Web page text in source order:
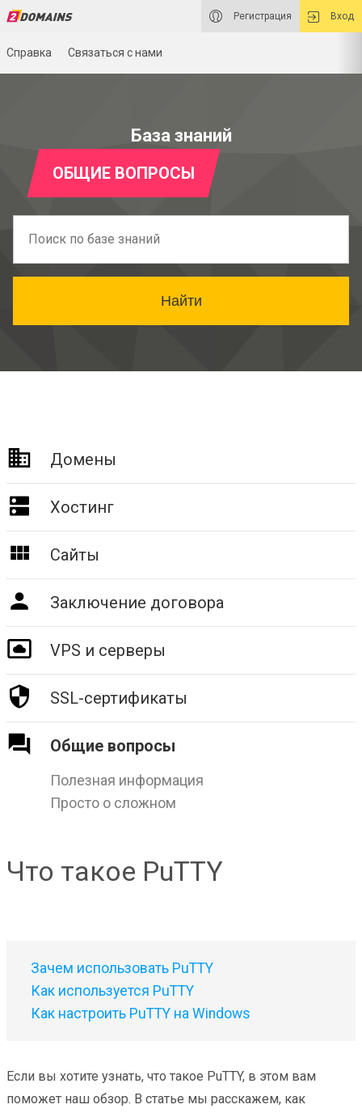
Регистрация Вход
Справка Связаться с нами
База знаний
ОБЩИЕ ВОПРОСЫ
Найти
Домены
Хостинг
Сайты
Заключение договора
VPS и серверы
SSL-сертификаты
Общие вопросы
Полезная информация
Просто о сложном
Что такое PuTTY
Зачем использовать PuTTY
Как используется PuTTY
Как настроить PuTTY на Windows
Если вы хотите узнать, что такое PuTTY, в этом вам
поможет наш обзор. В статье мы расскажем, как